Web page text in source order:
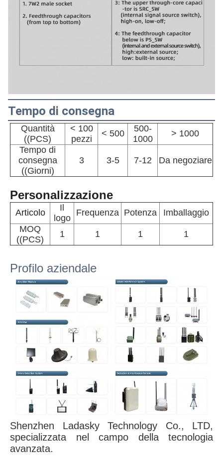
Tempo di consegna
Quantità
((PCS)
< 100
pezzi
< 500
500-
1000
> 1000
Tempo di
consegna
((Giorni)
3 3-5 7-12 Da negoziare
Personalizzazione
Articolo
Il
logo
Frequenza Potenza
Imballaggio
MOQ
((PCS)
1 1 1 1
Profilo aziendale
Shenzhen Ladasky Technology Co., LTD,
specializzata nel campo della tecnologia
avanzata.